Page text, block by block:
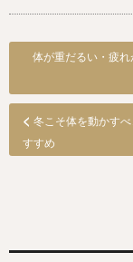
体が重だるい・疲
< 冬こそ体を動かす
すすめ